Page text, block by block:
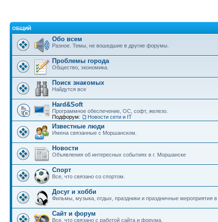
ОБЩИЙ
Обо всем
Разное. Темы, не вошедшие в другие форумы.
Проблемы города
Общество, экономика.
Поиск знакомых
Найдутся все
Hard&Soft
Программное обеспечение, ОС, софт, железо.
Подфорум:
Новости сети и IT
Известные люди
Имена связанные с Моршанском.
Новости
Объявления об интересных событиях в г. Моршанске
Спорт
Все, что связано со спортом.
Досуг и хобби
Фильмы, музыка, отдых, праздники и праздничные мероприятия
Сайт и форум
Все, что связано с работой сайта и форума.